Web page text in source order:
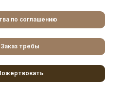
по соглашению
Заказ требы